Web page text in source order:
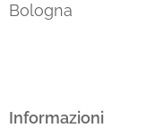
Bologna
Informazioni